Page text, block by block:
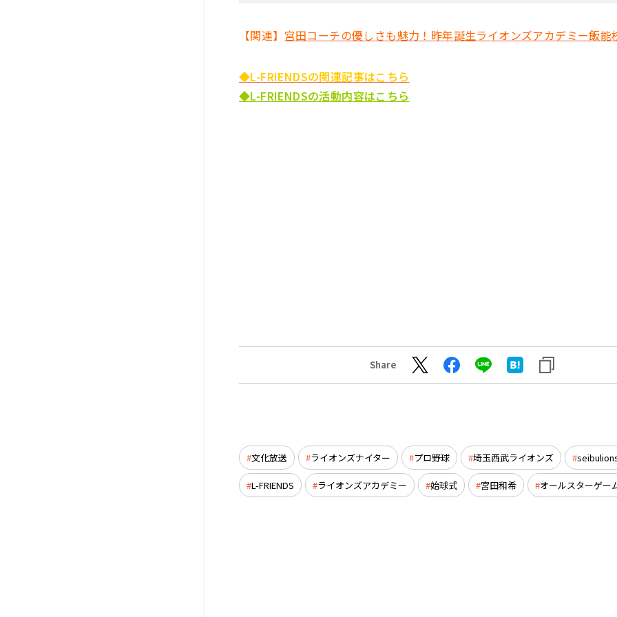
【関連】 宮田コーチの優しさも魅力！昨年誕生ライオンズアカデミー飯能
◆L-FRIENDSの関連記事はこちら
◆L-FRIENDSの活動内容はこちら
Share
文化放送 ライオンズナイター プロ野球 埼玉西武ライオンズ
L-FRIENDS ライオンズアカデミー 始球式 宮田和希 オールスターゲー